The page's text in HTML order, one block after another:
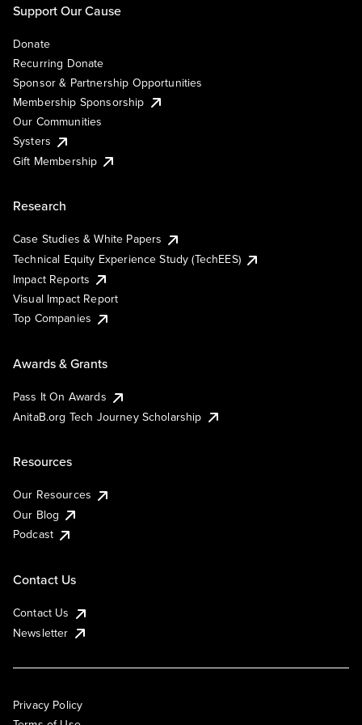
Support Our Cause
Donate
Recurring Donate
Sponsor & Partnership Opportunities
Membership Sponsorship
Our Communities
Systers
Gift Membership
Research
Case Studies & White Papers
Technical Equity Experience Study (TechEES)
Impact Reports
Visual Impact Report
Top Companies
Awards & Grants
Pass It On Awards
AnitaB.org Tech Journey Scholarship
Resources
Our Resources
Our Blog
Podcast
Contact Us
Contact Us
Newsletter
Privacy Policy